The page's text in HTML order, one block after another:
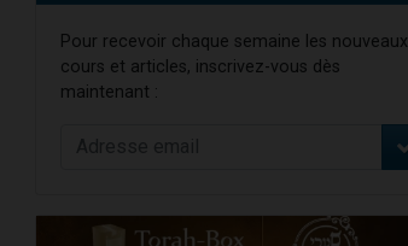
Pour recevoir chaque semaine les nouveaux
cours et articles, inscrivez-vous dès
maintenant :